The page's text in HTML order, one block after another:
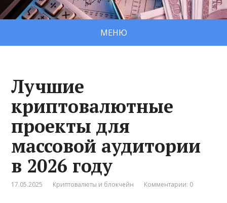
МЕНЮ
Лучшие
криптовалютные
проекты для
массовой аудитории
в 2026 году
17.05.2025 Криптовалюты и блокчейн Комментарии: 0